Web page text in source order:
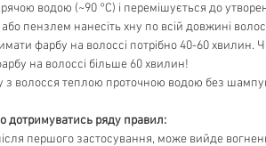
водою (~90 °C) і перемішується до
пензлем нанесіть хну по всій довжині
фарбу на волоссі потрібно 40-60
на волоссі більше 60 хвилин!
з волосся теплою проточною водою без
дотримуватись ряду правил:
першого застосування, може вийде